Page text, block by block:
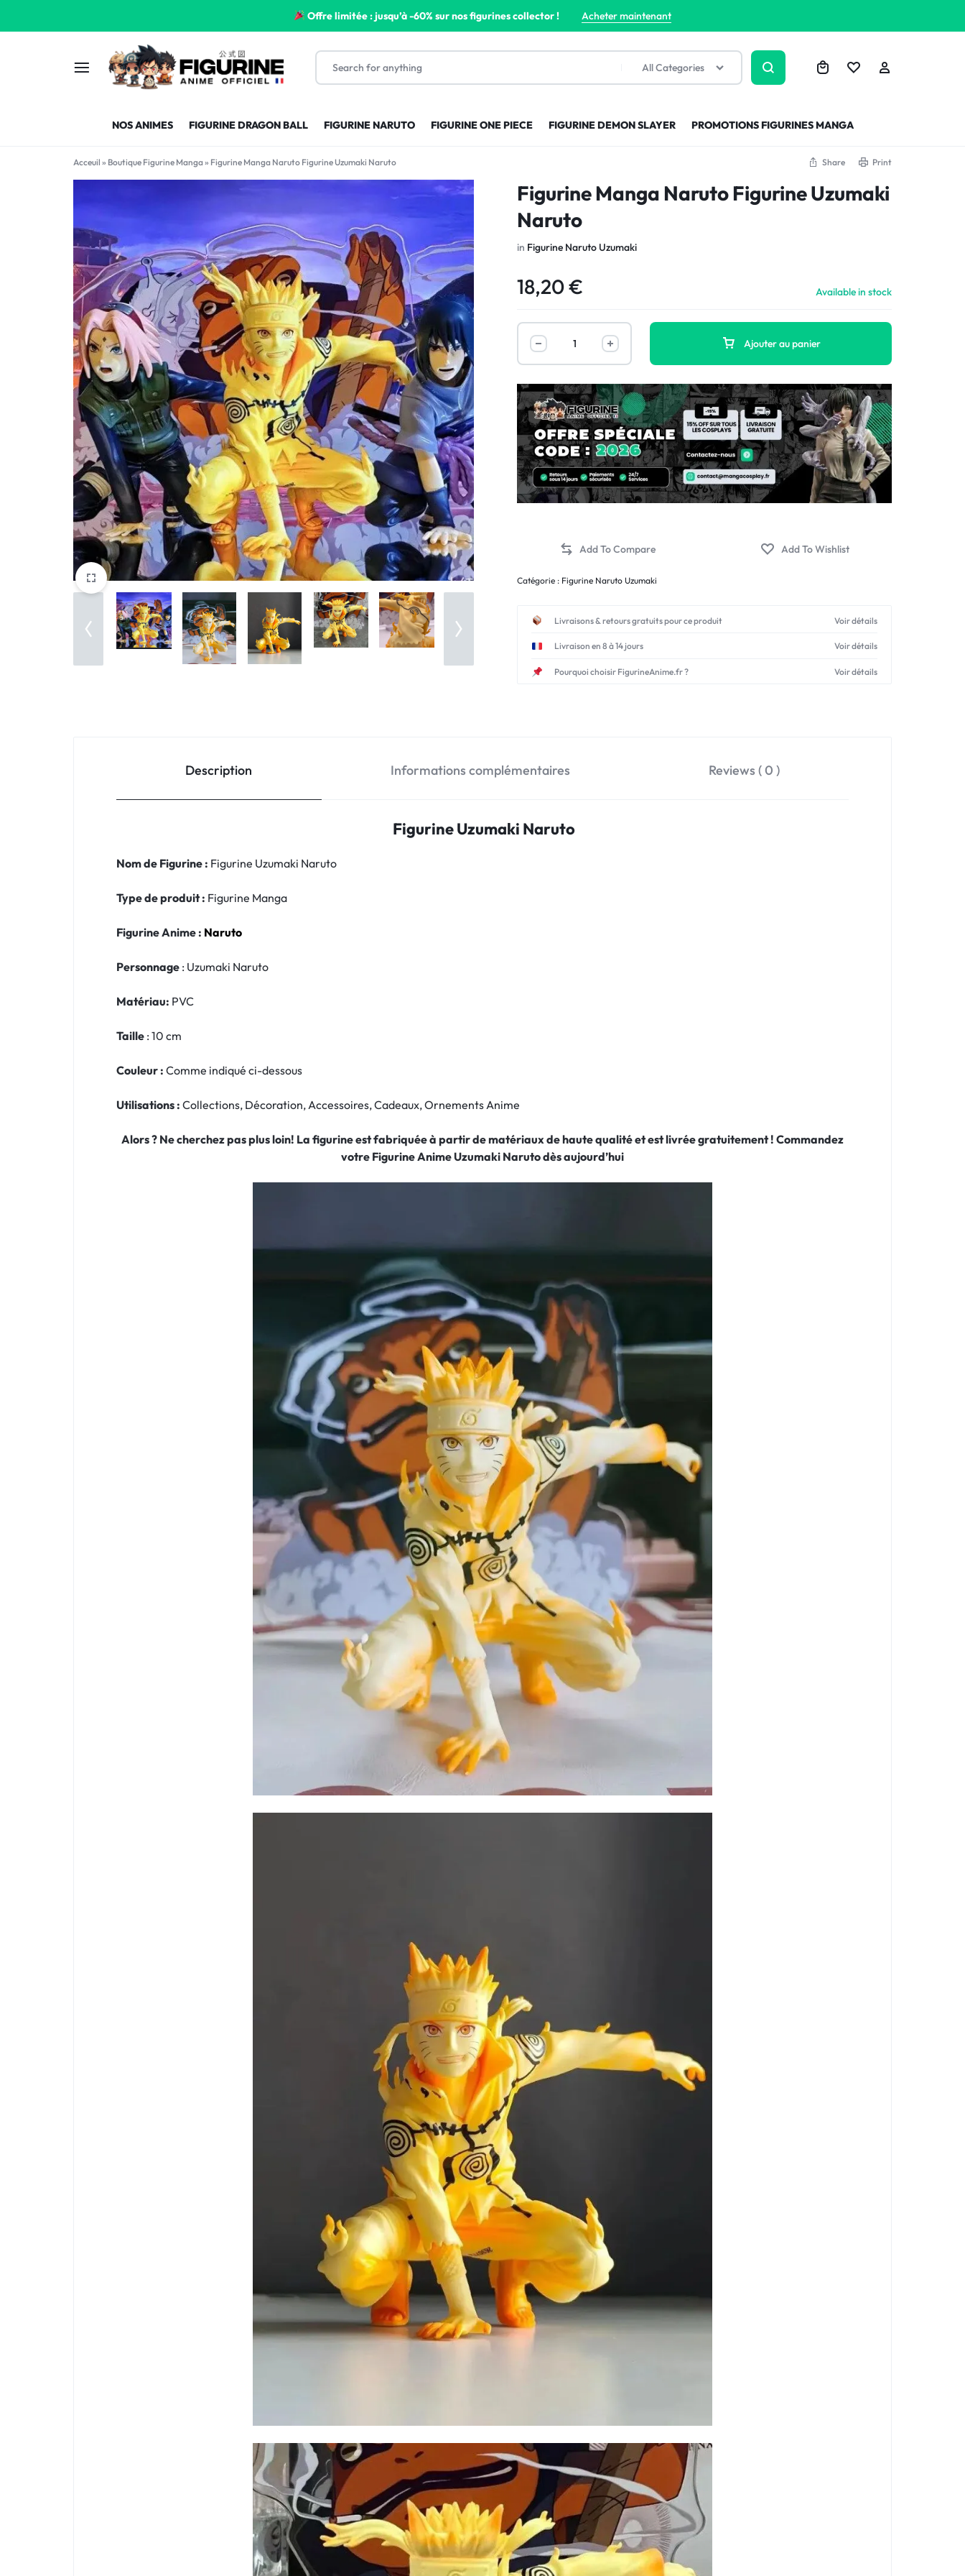
Offre limitée : jusqu’à -60% sur nos figurines collector ! Acheter maintenant
FRANCE
FRANCE
All Categories
NOS ANIMES FIGURINE DRAGON BALL FIGURINE NARUTO FIGURINE ONE PIECE FIGURINE DEMON SLAYER PROMOTIONS FIGURINES MANGA
Acceuil » Boutique Figurine Manga» Figurine Manga Naruto Figurine Uzumaki Naruto Share Print
Figurine Manga Naruto Figurine Uzumaki
Naruto
in Figurine Naruto Uzumaki
18,20€ Available in stock
Ajouter au panier
Catégorie : Figurine Naruto Uzumaki
Livraisons & retours gratuits pour ce produit Voir détails
Livraison en 8 à 14 jours Voir détails
Pourquoi choisir FigurineAnime.fr ? Voir détails
Description Informations complémentaires Reviews ( 0 )
Figurine Uzumaki Naruto
Nom de Figurine : Figurine Uzumaki Naruto
Type de produit : Figurine Manga
Figurine Anime : Naruto
Personnage : Uzumaki Naruto
Matériau: PVC
Taille : 10 cm
Couleur : Comme indiqué ci-dessous
Utilisations : Collections, Décoration, Accessoires, Cadeaux, Ornements Anime
Alors ? Ne cherchez pas plus loin! La figurine est fabriquée à partir de matériaux de haute qualité et est livrée gratuitement ! Commandez
votre Figurine Anime Uzumaki Narutodès aujourd’hui